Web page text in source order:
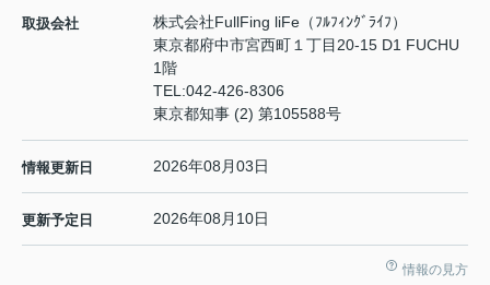
取扱会社
株式会社FullFing liFe（ﾌﾙﾌｨﾝｸﾞﾗｲﾌ）
東京都府中市宮西町１丁目20-15 D1 FUCHU
1階
TEL:042-426-8306
東京都知事 (2) 第105588号
情報更新日 2026年08月03日
更新予定日 2026年08月10日
情報の見方